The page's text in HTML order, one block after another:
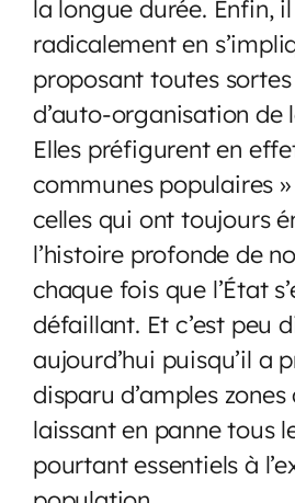
la longue durée. Enfin,
radicalement en
proposant toutes
d’auto-organisation de
Elles préfigurent en
communes populaires
celles qui ont toujours
l’histoire profonde de
chaque fois que l’État
défaillant. Et c’est peu
aujourd’hui puisqu’il a
disparu d’amples
laissant en panne tous
pourtant essentiels à